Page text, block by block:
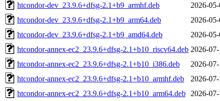
htcondor-dev_23.9.6+dfsg-2.1+b9_armhf.deb
2026-
htcondor-dev_23.9.6+dfsg-2.1+b9_arm64.deb
2026-
htcondor-dev_23.9.6+dfsg-2.1+b9_amd64.deb
2026-
htcondor-annex-ec2_23.9.6+dfsg-2.1+b10_riscv64.deb 2026-
htcondor-annex-ec2_23.9.6+dfsg-2.1+b10_i386.deb
2026-
htcondor-annex-ec2_23.9.6+dfsg-2.1+b10_armhf.deb
2026-
htcondor-annex-ec2_23.9.6+dfsg-2.1+b10_arm64.deb
2026-